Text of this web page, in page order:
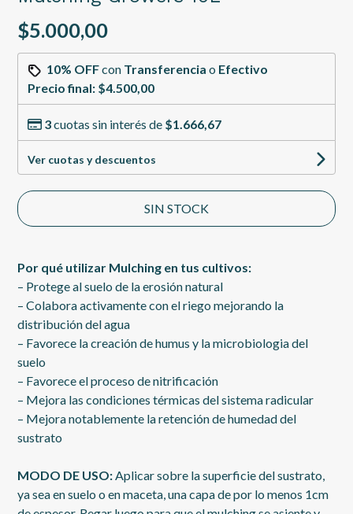
$5.000,00
10% OFFcon Transferencia o Efectivo
Precio final: $4.500,00
3cuotas sin interés de $1.666,67
Ver cuotas y descuentos
SIN STOCK
Por qué utilizar Mulching en tus cultivos:
– Protege al suelo de la erosión natural
– Colabora activamente con el riego mejorando la
distribución del agua
– Favorece la creación de humus y la microbiologia del
suelo
– Favorece el proceso de nitrificación
– Mejora las condiciones térmicas del sistema radicular
– Mejora notablemente la retención de humedad del
sustrato
MODO DE USO:Aplicar sobre la superficie del sustrato,
ya sea en suelo o en maceta, una capa de por lo menos 1cm